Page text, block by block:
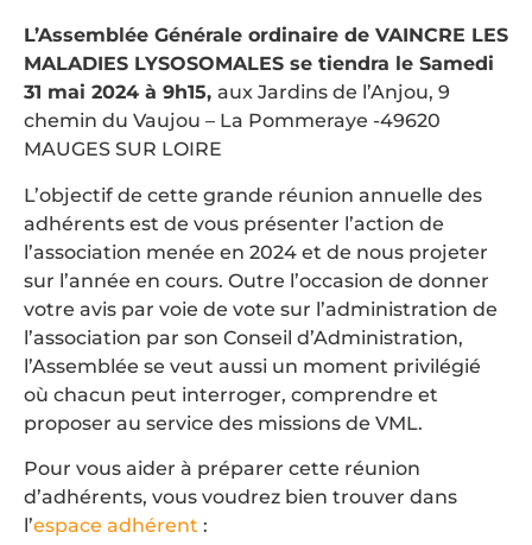
L’Assemblée Générale ordinaire de VAINCRE LES
MALADIES LYSOSOMALES se tiendra le Samedi
31 mai 2024 à 9h15, aux Jardins de l’Anjou, 9
chemin du Vaujou – La Pommeraye -49620
MAUGES SUR LOIRE
L’objectif de cette grande réunion annuelle des
adhérents est de vous présenter l’action de
l’association menée en 2024 et de nous projeter
sur l’année en cours. Outre l’occasion de donner
votre avis par voie de vote sur l’administration de
l’association par son Conseil d’Administration,
l’Assemblée se veut aussi un moment privilégié
où chacun peut interroger, comprendre et
proposer au service des missions de VML.
Pour vous aider à préparer cette réunion
d’adhérents, vous voudrez bien trouver dans
l’espace adhérent :